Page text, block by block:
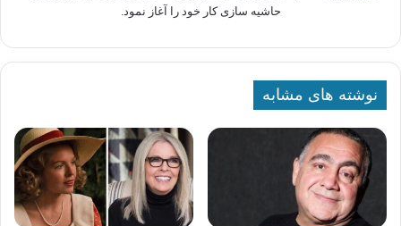
حاشیه سازی کار خود را آغاز نمود.
نوشته های مشابه